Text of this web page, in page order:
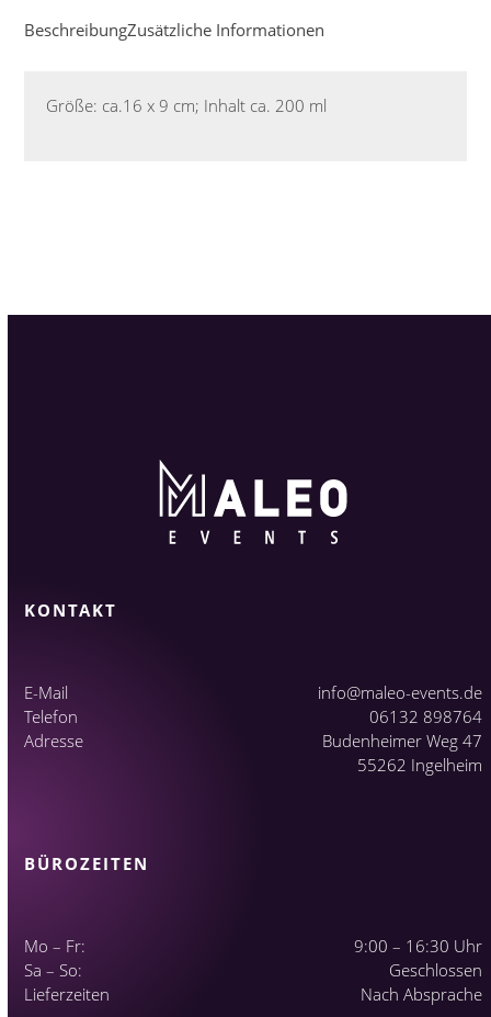
BeschreibungZusätzliche Informationen
Größe: ca.16 x 9 cm; Inhalt ca. 200 ml
KONTAKT
E-Mail
info@maleo-events.de
Telefon
06132 898764
Adresse
Budenheimer Weg 47
55262 Ingelheim
BÜROZEITEN
Mo – Fr:
9:00 – 16:30 Uhr
Sa – So:
Geschlossen
Lieferzeiten
Nach Absprache